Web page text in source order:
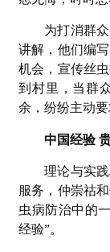
为打消群
讲解，他们编
机会，宣传丝
到村里，当群
余，纷纷主动要
中国经验
理论与实
服务，仲崇祜
虫病防治中的
经验”。